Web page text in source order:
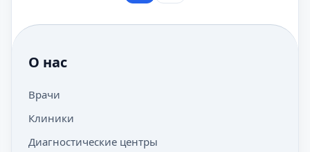
О нас
Врачи
Клиники
Диагностические центры